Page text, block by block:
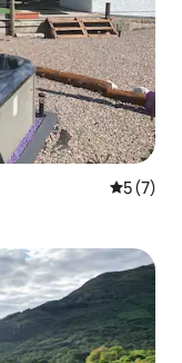
5 (7)